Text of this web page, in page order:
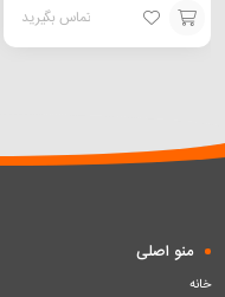
تماس بگیرید
افزودن
منو اصلی
خانه